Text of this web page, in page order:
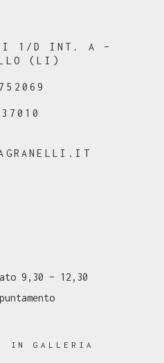
1/D INT. A –
(LI)
9,30 – 12,30
IN GALLERIA